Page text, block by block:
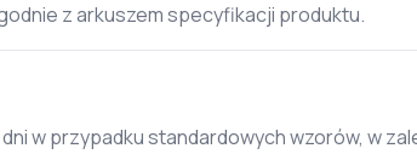
z arkuszem specyfikacji produktu.
w przypadku standardowych wzorów, w